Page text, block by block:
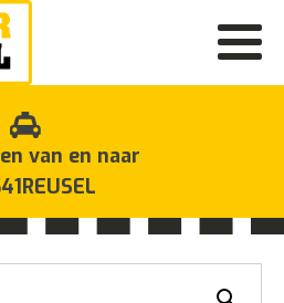
van en naar